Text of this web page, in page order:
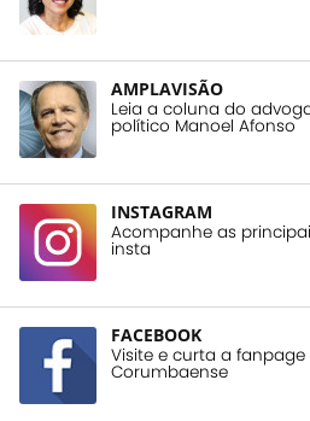
AMPLAVISÃO
Leia a coluna do
político Manoel Afonso
INSTAGRAM
Acompanhe as
insta
FACEBOOK
Visite e curta a
Corumbaense